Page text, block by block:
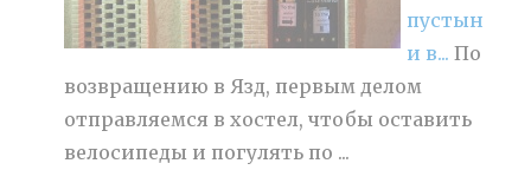
пустын
и в... По
возвращению в Язд, первым делом
отправляемся в хостел, чтобы оставить
велосипеды и погулять по ...